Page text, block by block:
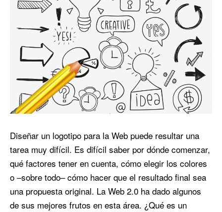
Diseñar un logotipo para la Web puede resultar una
tarea muy difícil. Es difícil saber por dónde comenzar,
qué factores tener en cuenta, cómo elegir los colores
o –sobre todo– cómo hacer que el resultado final sea
una propuesta original. La Web 2.0 ha dado algunos
de sus mejores frutos en esta área. ¿Qué es un